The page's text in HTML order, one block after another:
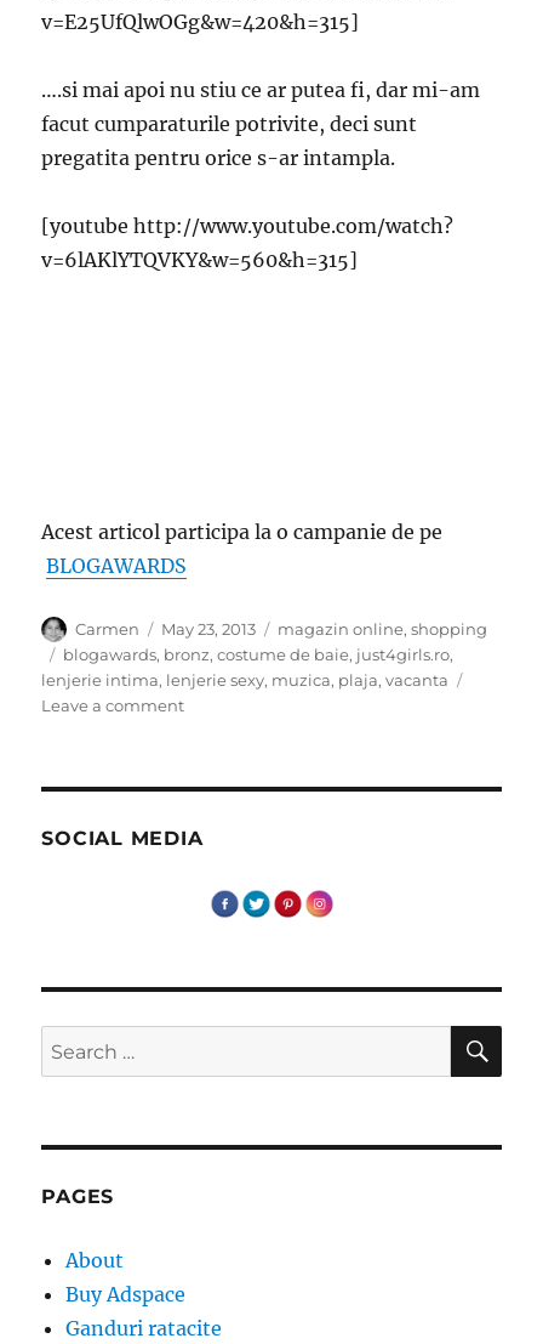
v=E25UfQlwOGg&w=420&h=315]
….si mai apoi nu stiu ce ar putea fi, dar mi-am
facut cumparaturile potrivite, deci sunt
pregatita pentru orice s-ar intampla.
[youtube http://www.youtube.com/watch?
v=6lAKlYTQVKY&w=560&h=315]
Acest articol participa la o campanie de pe
BLOGAWARDS
Author
Carmen
Posted
on
May 23, 2013 Categories
magazin online,shopping
Tags
blogawards, bronz,costume de baie, just4girls.ro,
lenjerie intima, lenjerie sexy, muzica, plaja,vacanta
Leave a commenton
SOCIAL MEDIA
Search
for:
PAGES
About
Buy Adspace
Ganduri ratacite